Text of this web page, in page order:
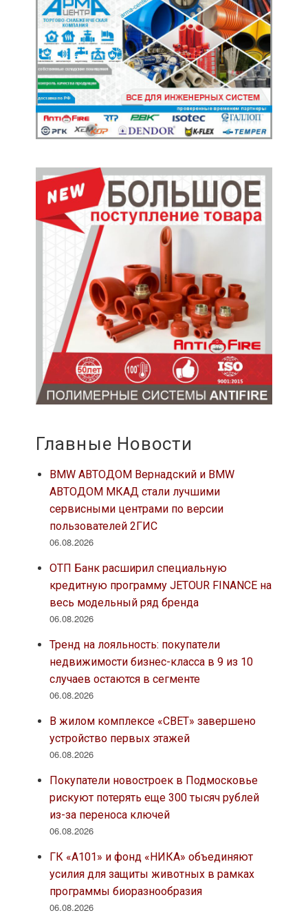
Главные Новости
BMW АВТОДОМ Вернадский и BMW
АВТОДОМ МКАД стали лучшими
сервисными центрами по версии
пользователей 2ГИС
06.08.2026
ОТП Банк расширил специальную
кредитную программу JETOUR FINANCE на
весь модельный ряд бренда
06.08.2026
Тренд на лояльность: покупатели
недвижимости бизнес-класса в 9 из 10
случаев остаются в сегменте
06.08.2026
В жилом комплексе «СВЕТ» завершено
устройство первых этажей
06.08.2026
Покупатели новостроек в Подмосковье
рискуют потерять еще 300 тысяч рублей
из-за переноса ключей
06.08.2026
ГК «А101» и фонд «НИКА» объединяют
усилия для защиты животных в рамках
программы биоразнообразия
06.08.2026